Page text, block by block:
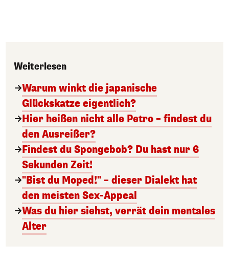
Weiterlesen
Warum winkt die japanische
Glückskatze eigentlich?
Hier heißen nicht alle Petro – findest du
den Ausreißer?
Findest du Spongebob? Du hast nur 6
Sekunden Zeit!
"Bist du Moped!" – dieser Dialekt hat
den meisten Sex-Appeal
Was du hier siehst, verrät dein mentales
Alter